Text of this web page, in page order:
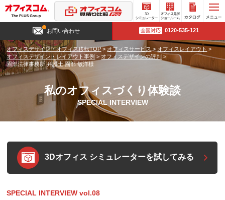
3D
シミュ
レータ
ー
オフィ
ス見学
ショー
ルーム
お問い合わせ 全国対応 0120-535-121
オフィスデザイン・オフィス移転TOP> オフィスサービス> オフィスレイアウト >
オフィスデザイン・レイアウト事例 > オフィスデザインの評判 >
園部法律事務所 弁護士 園部 敏洋様
私のオフィスづくり体験談
SPECIAL INTERVIEW
3Dオフィス シミュレーターを試してみる
SPECIAL INTERVIEW vol.08